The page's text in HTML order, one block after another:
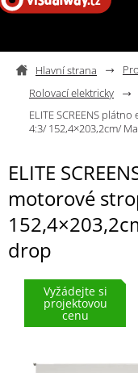
Přejít na obsah
Rolovací elektricky
ELITE SCREENS
4:3/ 152,4×203,2cm/
ELITE
motorové
drop
Vyžádejte si
projektovou
cenu